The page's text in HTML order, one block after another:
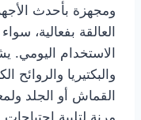
ومجهزة بأحدث
العالقة بفعالية،
الاستخدام اليومي.
والبكتيريا والروائح
القماش أو الجلد